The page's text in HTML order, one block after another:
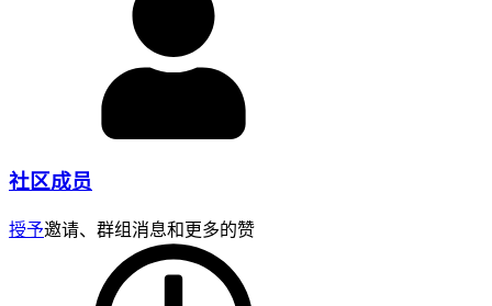
社区成员
授予邀请、群组消息和更多的赞